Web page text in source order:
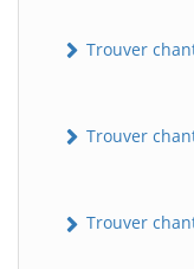
Trouver
Trouver
Trouver